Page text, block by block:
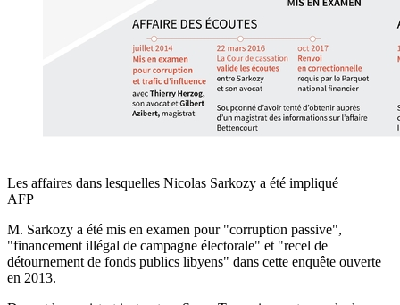
Les affaires dans lesquelles Nicolas Sarkozy a été impliqué
AFP
M. Sarkozy a été mis en examen pour "corruption passive",
"financement illégal de campagne électorale" et "recel de
détournement de fonds publics libyens" dans cette enquête ouverte
en 2013.